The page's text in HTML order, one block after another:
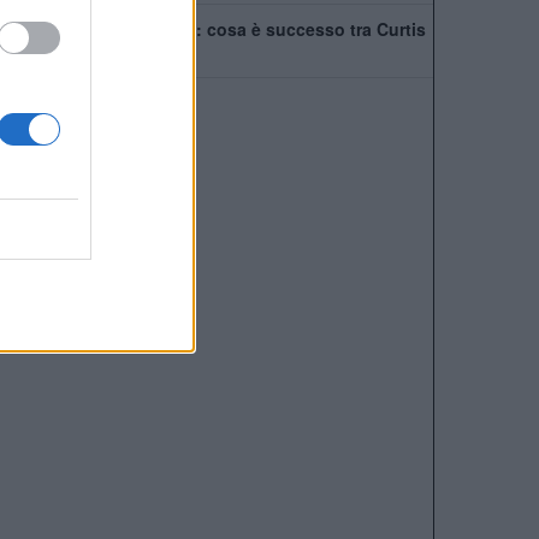
Tensione nel Liverpool: cosa è successo tra Curtis
Jones e Szoboszlai